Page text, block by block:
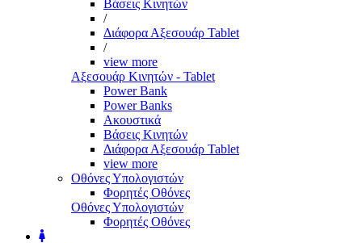
Βάσεις Κινητών
/
Διάφορα Αξεσουάρ Tablet
/
view more
Αξεσουάρ Κινητών - Tablet
Power Bank
Power Banks
Ακουστικά
Βάσεις Κινητών
Διάφορα Αξεσουάρ Tablet
view more
Οθόνες Υπολογιστών
Φορητές Οθόνες
Οθόνες Υπολογιστών
Φορητές Οθόνες